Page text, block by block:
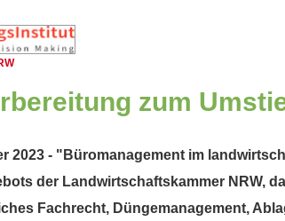
zum
2023 - "Büromanagement im
der Landwirtschaftskammer NRW,
Fachrecht, Düngemanagement,